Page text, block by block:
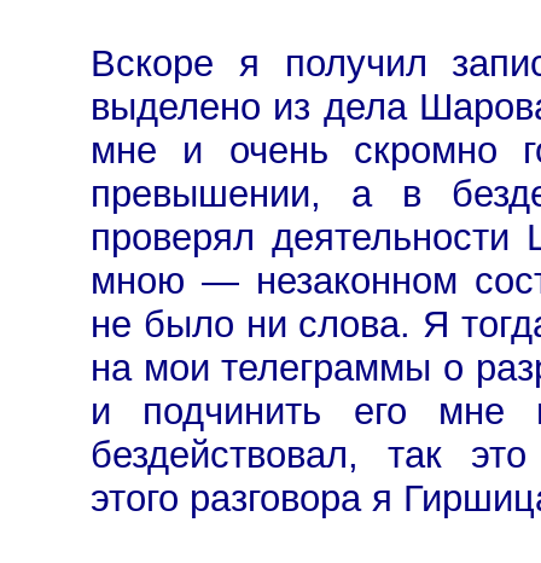
Вскоре я получил
выделено из дела
мне и очень скромно
превышении, а в
проверял
мною — незаконном
не было ни слова. Я
на мои телеграммы о
и подчинить его мне
бездействовал, так
этого разговора я